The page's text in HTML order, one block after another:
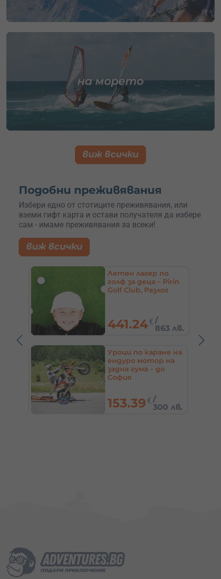
на морето
виж всички
Подобни преживявания
Избери едно от стотиците преживявания, или
вземи гифт карта и остави получателя да избере
сам - имаме преживявания за всеки!
виж всички
Летен лагер по
голф за деца – Pirin
Golf Club, Разлог
441.24€ /
863 лв.
Уроци по каране на
ендуро мотор на
задна гума – до
София
153.39 € /
300 лв.